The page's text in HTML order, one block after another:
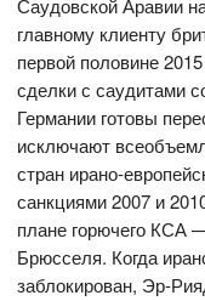
Саудовской Аравии
главному клиенту
первой половине
сделки с саудитами
Германии готовы
исключают
стран ирано-
санкциями 2007 и
плане горючего КСА
Брюсселя. Когда
заблокирован, Эр-